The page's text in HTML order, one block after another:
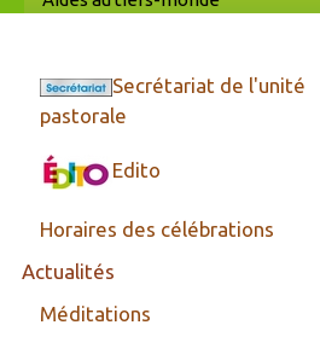
Secrétariat de l'unité
pastorale
Edito
Horaires des célébrations
Actualités
Méditations